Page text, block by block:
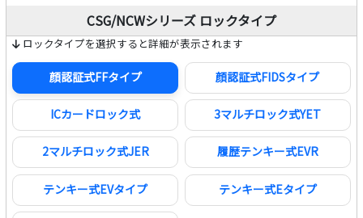
CSG/NCWシリーズ ロックタイプ
ロックタイプを選択すると詳細が表示されます
顔認証式FFタイプ 顔認証式FIDSタイプ
ICカードロック式 3マルチロック式YET
2マルチロック式JER 履歴テンキー式EVR
テンキー式EVタイプ テンキー式Eタイプ